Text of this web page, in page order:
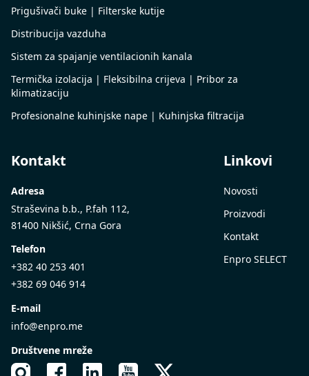
Prigušivači buke | Filterske kutije
Distribucija vazduha
Sistem za spajanje ventilacionih kanala
Termička izolacija | Fleksibilna crijeva | Pribor za
klimatizaciju
Profesionalne kuhinjske nape | Kuhinjska filtracija
Kontakt
Adresa
Straševina b.b., P.fah 112,
81400 Nikšić, Crna Gora
Telefon
+382 40 253 401
+382 69 046 914
E-mail
info@enpro.me
Društvene mreže
Linkovi
Novosti
Proizvodi
Kontakt
Enpro SELECT